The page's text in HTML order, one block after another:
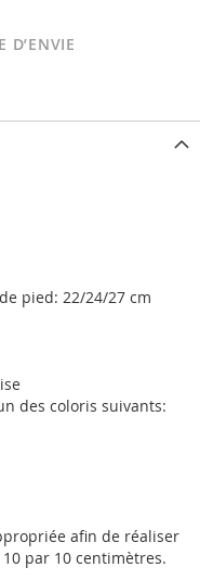
D’ENVIE
pied: 22/24/27 cm
des coloris suivants:
afin de réaliser
par 10 centimètres.